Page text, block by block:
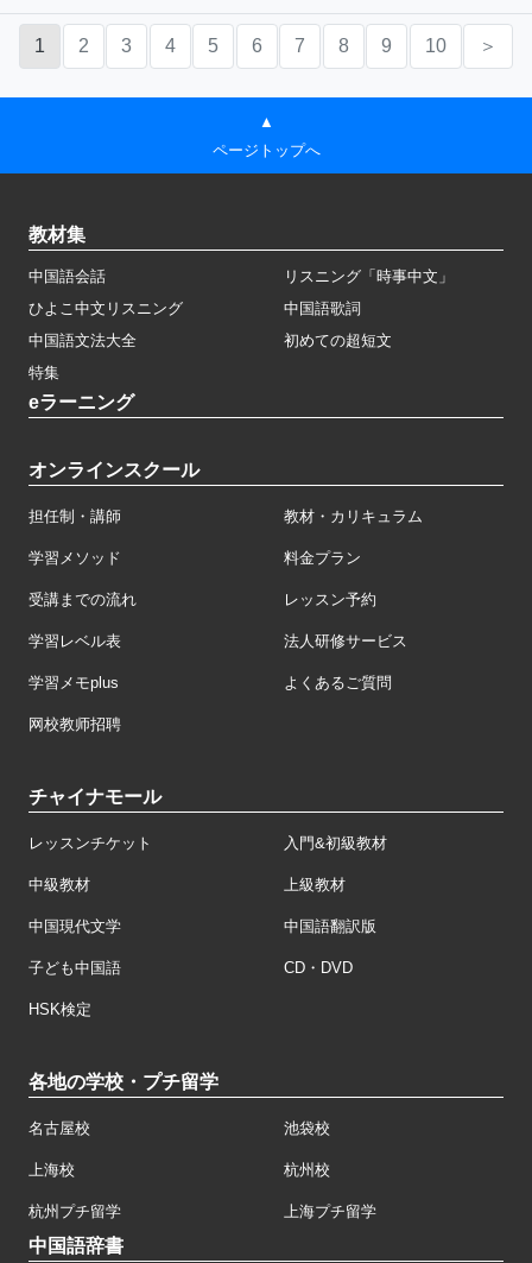
1 2 3 4 5 6 7 8 9 10 ＞
▲
ページトップへ
教材集
中国語会話
リスニング「時事中文」
ひよこ中文リスニング
中国語歌詞
中国語文法大全
初めての超短文
特集
eラーニング
オンラインスクール
担任制・講師 教材・カリキュラム
学習メソッド 料金プラン
受講までの流れ レッスン予約
学習レベル表 法人研修サービス
学習メモplus よくあるご質問
网校教师招聘
チャイナモール
レッスンチケット 入門&初級教材
中級教材 上級教材
中国現代文学 中国語翻訳版
子ども中国語 CD・DVD
HSK検定
各地の学校・プチ留学
名古屋校 池袋校
上海校 杭州校
杭州プチ留学 上海プチ留学
中国語辞書